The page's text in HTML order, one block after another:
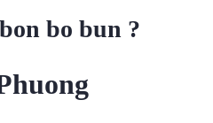
bo bun ?